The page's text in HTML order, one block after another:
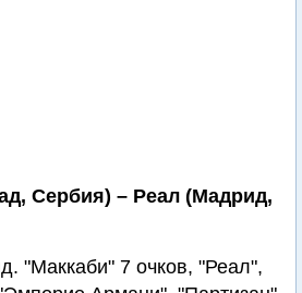
Сербия) – Реал (Мадрид,
"Маккаби" 7 очков, "Реал",